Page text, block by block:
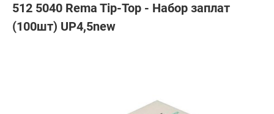
512 5040 Rema Tip-Top - Набор заплат
(100шт) UP4,5new